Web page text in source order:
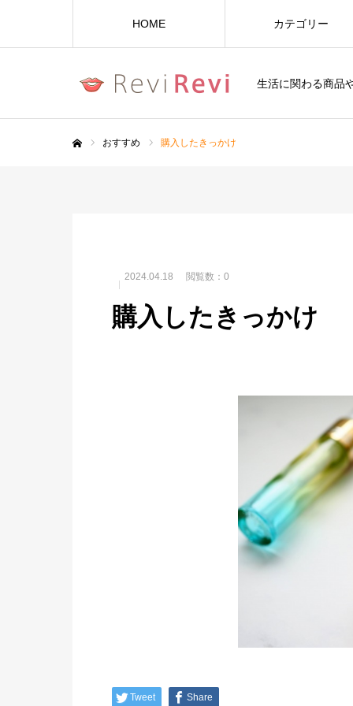
生活に関わる商品
HOME カテゴリー
おすすめ 購入したきっかけ
2024.04.18 閲覧数：0
購入したきっかけ
Tweet Share